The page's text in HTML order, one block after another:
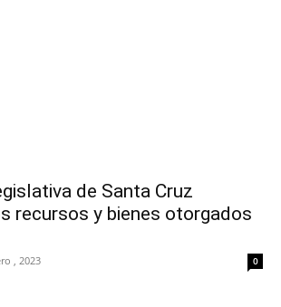
de Santa Cruz
recursos y bienes otorgados
, 2023 0